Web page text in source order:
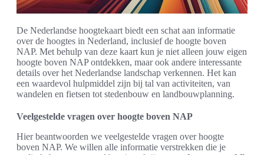
De Nederlandse hoogtekaart biedt een schat aan informatie
over de hoogtes in Nederland, inclusief de hoogte boven
NAP. Met behulp van deze kaart kun je niet alleen jouw eigen
hoogte boven NAP ontdekken, maar ook andere interessante
details over het Nederlandse landschap verkennen. Het kan
een waardevol hulpmiddel zijn bij tal van activiteiten, van
wandelen en fietsen tot stedenbouw en landbouwplanning.
Veelgestelde vragen over hoogte boven NAP
Hier beantwoorden we veelgestelde vragen over hoogte
boven NAP. We willen alle informatie verstrekken die je